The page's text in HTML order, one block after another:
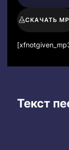
СКАЧАТЬ
Текст